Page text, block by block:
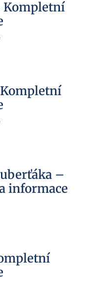
Kompletní
–
informace